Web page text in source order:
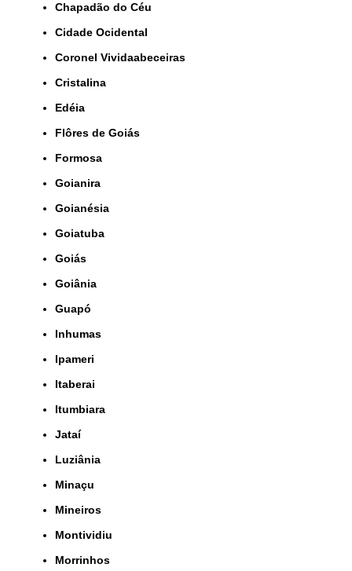
Chapadão do Céu
Cidade Ocidental
Coronel Vividaabeceiras
Cristalina
Edéia
Flôres de Goiás
Formosa
Goianira
Goianésia
Goiatuba
Goiás
Goiânia
Guapó
Inhumas
Ipameri
Itaberai
Itumbiara
Jataí
Luziânia
Minaçu
Mineiros
Montividiu
Morrinhos